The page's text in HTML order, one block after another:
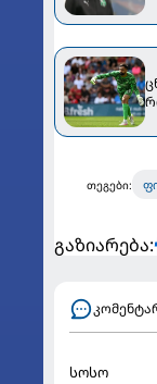
თეგები:
გაზიარება:
სოსო